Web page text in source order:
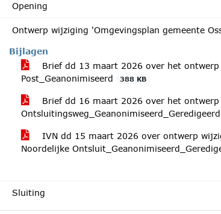
Opening
Ontwerp wijziging 'Omgevingsplan gemeente
Bijlagen
Brief dd 13 maart 2026 over het
Post_Geanonimiseerd
388 KB
Brief dd 16 maart 2026 over het
Ontsluitingsweg_Geanonimiseerd_Geredigeerd
IVN dd 15 maart 2026 over ontwerp
Noordelijke
Sluiting